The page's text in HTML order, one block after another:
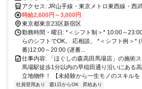
アクセス: JR山手線・東京メトロ東西線・
時給2,600円～3,000円
東京都東京23区新宿区
勤務時間・曜日: *＜シフト制＞* 10:00～
らのシフトでOK。 応相談。 *＜シフト例＞*
番)12:00～20:00 (遅番...
仕事内容: 「ほぐしの森高田馬場店」の施術
馬場駅徒歩1分以内の早稲田通り沿いにある
立地物件！ 【未経験から一生モノのスキルを
社員登用あり 週1日からOK 昇給あり